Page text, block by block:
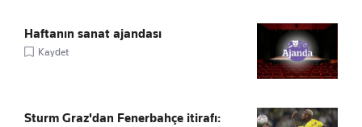
Haftanın sanat ajandası
Kaydet
Sturm Graz'dan Fenerbahçe itirafı: